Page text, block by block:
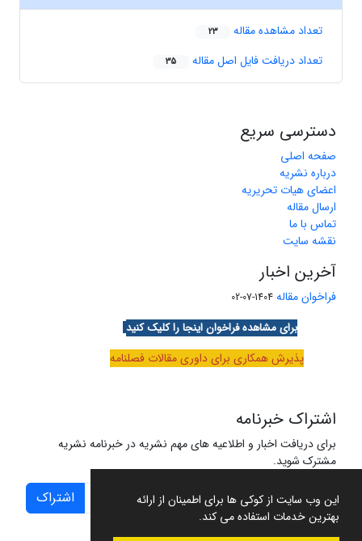
این وب سایت از کوکی ها برای اطمینان از ارائه
بهترین خدمات استفاده می کند.
تعداد مشاهده مقاله 23
تعداد دریافت فایل اصل مقاله 35
دسترسی سریع
صفحه اصلی
درباره نشریه
اعضای هیات تحریریه
ارسال مقاله
تماس با ما
نقشه سایت
آخرین اخبار
فراخوان مقاله 1404-07-02
برای مشاهده فراخوان اینجا را کلیک کنید
پذیرش همکاری برای داوری مقالات فصلنامه
اشتراک خبرنامه
برای دریافت اخبار و اطلاعیه های مهم نشریه در خبرنامه نشریه
مشترک شوید.
اشتراک